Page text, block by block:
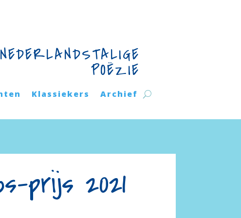
POËZIE
Klassiekers Archief
prijs 2021